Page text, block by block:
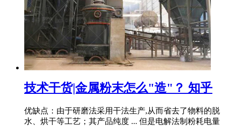
技术干货|金属粉末怎么"造"？ 知乎
优缺点：由于研磨法采用干法生产,从而省去了物料的脱
水、烘干等工艺；其产品纯度 ... 但是电解法制粉耗电量